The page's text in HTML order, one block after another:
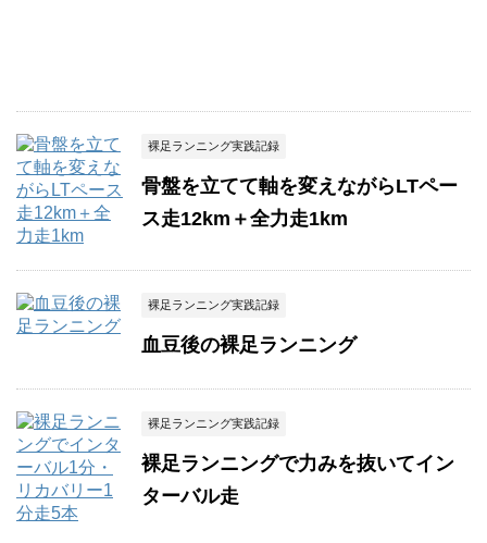
裸足ランニング実践記録
骨盤を立てて軸を変えながらLTペー
ス走12km＋全力走1km
裸足ランニング実践記録
血豆後の裸足ランニング
裸足ランニング実践記録
裸足ランニングで力みを抜いてイン
ターバル走